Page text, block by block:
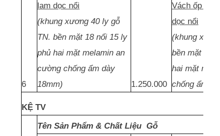
6
lam dọc nổi
(khung xương 40 ly gỗ
TN. bền mặt 18 nổi 15 ly
phủ hai mặt melamin an
cường chống ẩm dày
18mm)
1.250.000
Vách ốp
dọc nổi
(khung
bền mặt 18
hai mặt
chống ẩm
KỆ TV
Tên Sản Phẩm & Chất Liệu Gỗ